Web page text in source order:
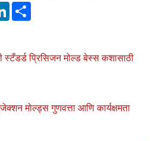
LinkedIn
स्टँडर्ड प्रिसिजन मोल्ड बेस्स कशासाठी
मोल्ड्स गुणवत्ता आणि कार्यक्षमता